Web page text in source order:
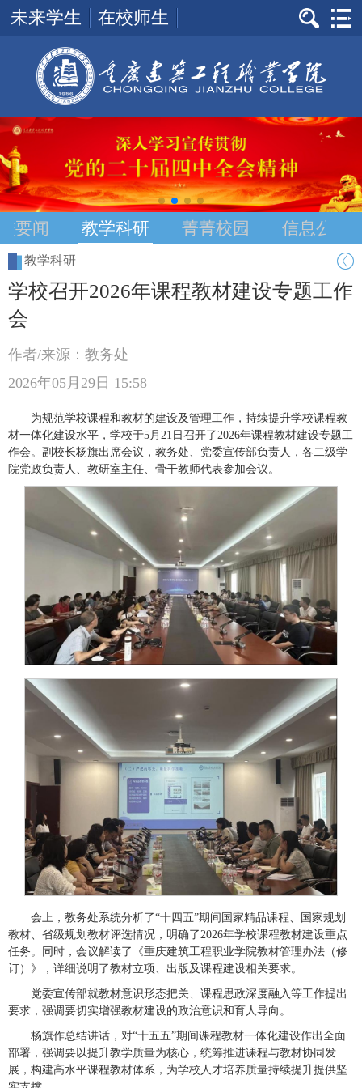
未来学生 在校师生
要闻 教学科研 菁菁校园 信息公告
教学科研
学校召开2026年课程教材建设专题工作
会
作者/来源：教务处
2026年05月29日 15:58
为规范学校课程和教材的建设及管理工作，持续提升学校课程教
材一体化建设水平，学校于5月21日召开了2026年课程教材建设专题工
作会。副校长杨旗出席会议，教务处、党委宣传部负责人，各二级学
院党政负责人、教研室主任、骨干教师代表参加会议。
会上，教务处系统分析了“十四五”期间国家精品课程、国家规划
教材、省级规划教材评选情况，明确了2026年学校课程教材建设重点
任务。同时，会议解读了《重庆建筑工程职业学院教材管理办法（修
订）》，详细说明了教材立项、出版及课程建设相关要求。
党委宣传部就教材意识形态把关、课程思政深度融入等工作提出
要求，强调要切实增强教材建设的政治意识和育人导向。
杨旗作总结讲话，对“十五五”期间课程教材一体化建设作出全面
部署，强调要以提升教学质量为核心，统筹推进课程与教材协同发
展，构建高水平课程教材体系，为学校人才培养质量持续提升提供坚